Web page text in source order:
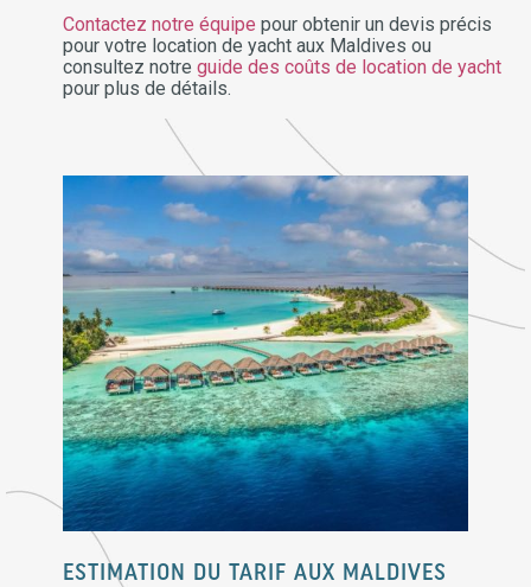
Contactez notre équipe pour obtenir un devis précis
pour votre location de yacht aux Maldives ou
consultez notre guide des coûts de location de yacht
pour plus de détails.
ESTIMATION DU TARIF AUX MALDIVES